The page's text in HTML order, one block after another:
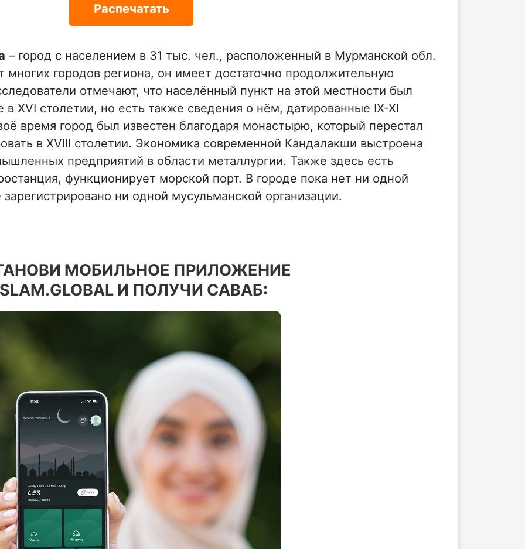
Распечатать
– город с населением в 31 тыс. чел., расположенный в Мурманской обл.
многих городов региона, он имеет достаточно продолжительную
отмечают, что населённый пункт на этой местности был
в XVI столетии, но есть также сведения о нём, датированные IX-XI
время город был известен благодаря монастырю, который перестал
в XVIII столетии. Экономика современной Кандалакши выстроена
предприятий в области металлургии. Также здесь есть
функционирует морской порт. В городе пока нет ни одной
ни одной мусульманской организации.
МОБИЛЬНОЕ ПРИЛОЖЕНИЕ
И ПОЛУЧИ САВАБ: